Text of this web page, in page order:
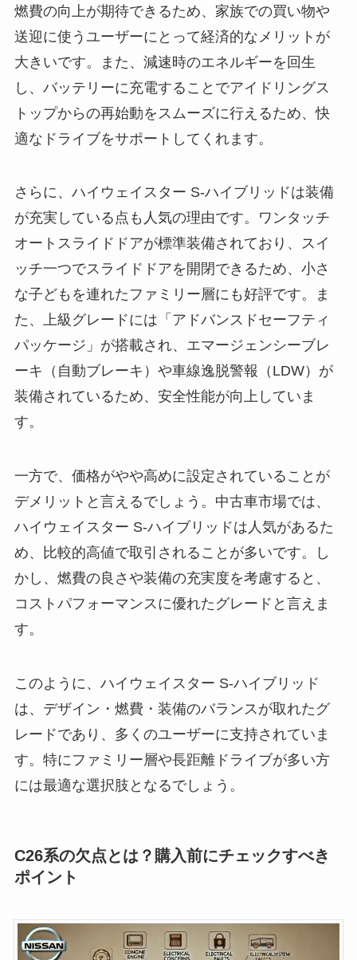
燃費の向上が期待できるため、家族での買い物や
送迎に使うユーザーにとって経済的なメリットが
大きいです。また、減速時のエネルギーを回生
し、バッテリーに充電することでアイドリングス
トップからの再始動をスムーズに行えるため、快
適なドライブをサポートしてくれます。
さらに、ハイウェイスター S-ハイブリッドは装備
が充実している点も人気の理由です。ワンタッチ
オートスライドドアが標準装備されており、スイ
ッチ一つでスライドドアを開閉できるため、小さ
な子どもを連れたファミリー層にも好評です。ま
た、上級グレードには「アドバンスドセーフティ
パッケージ」が搭載され、エマージェンシーブレ
ーキ（自動ブレーキ）や車線逸脱警報（LDW）が
装備されているため、安全性能が向上していま
す。
一方で、価格がやや高めに設定されていることが
デメリットと言えるでしょう。中古車市場では、
ハイウェイスター S-ハイブリッドは人気があるた
め、比較的高値で取引されることが多いです。し
かし、燃費の良さや装備の充実度を考慮すると、
コストパフォーマンスに優れたグレードと言えま
す。
このように、ハイウェイスター S-ハイブリッド
は、デザイン・燃費・装備のバランスが取れたグ
レードであり、多くのユーザーに支持されていま
す。特にファミリー層や長距離ドライブが多い方
には最適な選択肢となるでしょう。
C26系の欠点とは？購入前にチェックすべき
ポイント